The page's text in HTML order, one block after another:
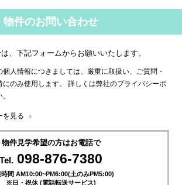
物件のお問い合わせ
、下記フォームからお願いいたします。
人情報につきましては、厳重に取扱い、ご質問・
にのみ使用します。 詳しくは弊社のプライバシーポ
を見る
物件見学希望の方はお電話で
Tel. 098-876-7380
時間 AM10:00~PM6:00(土のみPM5:00)
※日・祝休 (電話転送サービス)